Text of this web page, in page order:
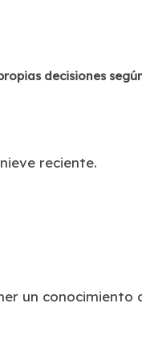
decisiones
reciente.
un conocimiento